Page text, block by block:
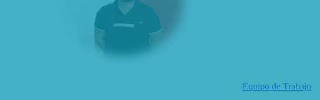
Equipo de Trabajo